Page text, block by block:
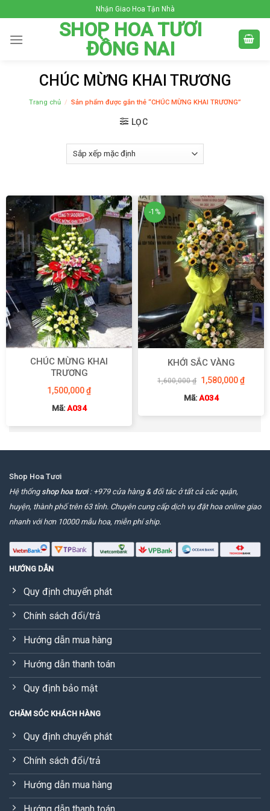
to
content
Nhận Giao Hoa Tận Nhà
SHOP HOA TƯƠI
ĐỒNG NAI
CHÚC MỪNG KHAI TRƯƠNG
Trang chủ / Sản phẩm được gắn thẻ “CHÚC MỪNG KHAI TRƯƠNG”
LỌC
CHÚC MỪNG KHAI
TRƯƠNG
1,500,000₫
Mã:A034
-1%
KHỚI SẮC VÀNG
1,600,000₫ Giá
gốc
là:
1,600,000 ₫.
1,580,000₫Giá
hiện
Mã:A034
Shop Hoa Tươi
Hệ thống shop hoa tươi: +979 cửa hàng & đối tác ở tất cả các quận,
huyện, thành phố trên 63 tỉnh. Chuyên cung cấp dịch vụ đặt hoa online giao
nhanh với hơn 10000 mẫu hoa, miễn phí ship.
HƯỚNG DẪN
Quy định chuyển phát
Chính sách đổi/trả
Hướng dẫn mua hàng
Hướng dẫn thanh toán
Quy định bảo mật
CHĂM SÓC KHÁCH HÀNG
Quy định chuyển phát
Chính sách đổi/trả
Hướng dẫn mua hàng